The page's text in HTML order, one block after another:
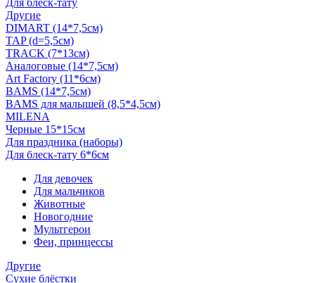
Для блеск-тату
Другие
DIMART (14*7,5см)
TAP (d=5,5см)
TRACK (7*13см)
Аналоговые (14*7,5см)
Art Factory (11*6см)
BAMS (14*7,5см)
BAMS для малышей (8,5*4,5см)
MILENA
Черные 15*15см
Для праздника (наборы)
Для блеск-тату 6*6см
Для девочек
Для мальчиков
Животные
Новогодние
Мультгерои
Феи, принцессы
Другие
Сухие блёстки